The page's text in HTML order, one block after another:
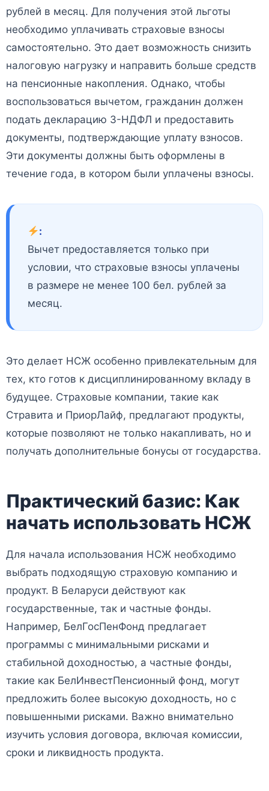
рублей в месяц. Для получения этой льготы
необходимо уплачивать страховые взносы
самостоятельно. Это дает возможность снизить
налоговую нагрузку и направить больше средств
на пенсионные накопления. Однако, чтобы
воспользоваться вычетом, гражданин должен
подать декларацию 3-НДФЛ и предоставить
документы, подтверждающие уплату взносов.
Эти документы должны быть оформлены в
течение года, в котором были уплачены взносы.
:
Вычет предоставляется только при
условии, что страховые взносы уплачены
в размере не менее 100 бел. рублей за
месяц.
Это делает НСЖ особенно привлекательным для
тех, кто готов к дисциплинированному вкладу в
будущее. Страховые компании, такие как
Стравита и ПриорЛайф, предлагают продукты,
которые позволяют не только накапливать, но и
получать дополнительные бонусы от государства.
Практический базис: Как
начать использовать НСЖ
Для начала использования НСЖ необходимо
выбрать подходящую страховую компанию и
продукт. В Беларуси действуют как
государственные, так и частные фонды.
Например, БелГосПенФонд предлагает
программы с минимальными рисками и
стабильной доходностью, а частные фонды,
такие как БелИнвестПенсионный фонд, могут
предложить более высокую доходность, но с
повышенными рисками. Важно внимательно
изучить условия договора, включая комиссии,
сроки и ликвидность продукта.